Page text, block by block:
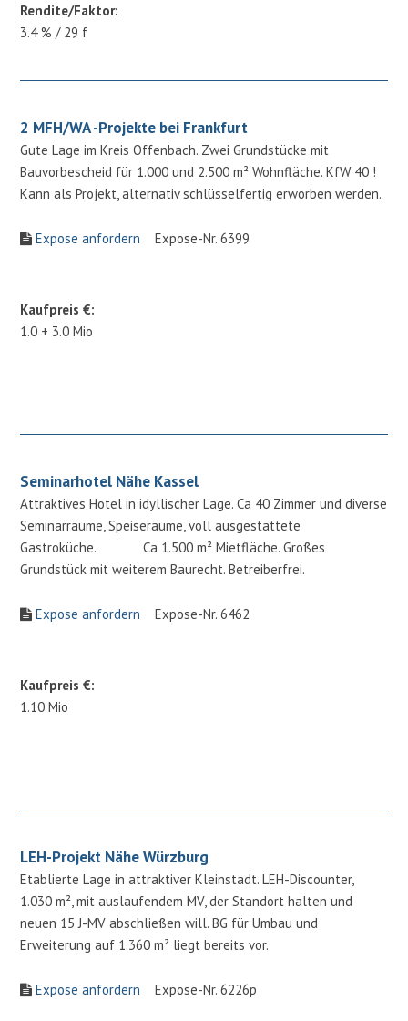
Rendite/Faktor:
3.4 % / 29 f
2 MFH/WA -Projekte bei Frankfurt
Gute Lage im Kreis Offenbach. Zwei Grundstücke mit
Bauvorbescheid für 1.000 und 2.500 m² Wohnfläche. KfW 40 !
Kann als Projekt, alternativ schlüsselfertig erworben werden.
Expose anfordern Expose-Nr. 6399
Kaufpreis €:
1.0 + 3.0 Mio
Seminarhotel Nähe Kassel
Attraktives Hotel in idyllischer Lage. Ca 40 Zimmer und diverse
Seminarräume, Speiseräume, voll ausgestattete
Gastroküche. Ca 1.500 m² Mietfläche. Großes
Grundstück mit weiterem Baurecht. Betreiberfrei.
Expose anfordern Expose-Nr. 6462
Kaufpreis €:
1.10 Mio
LEH-Projekt Nähe Würzburg
Etablierte Lage in attraktiver Kleinstadt. LEH-Discounter,
1.030 m², mit auslaufendem MV, der Standort halten und
neuen 15 J-MV abschließen will. BG für Umbau und
Erweiterung auf 1.360 m² liegt bereits vor.
Expose anfordern Expose-Nr. 6226p